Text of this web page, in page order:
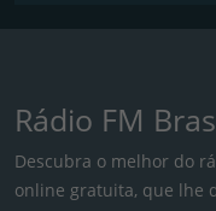
Rádio FM
Descubra o melhor do
online gratuita, que lhe